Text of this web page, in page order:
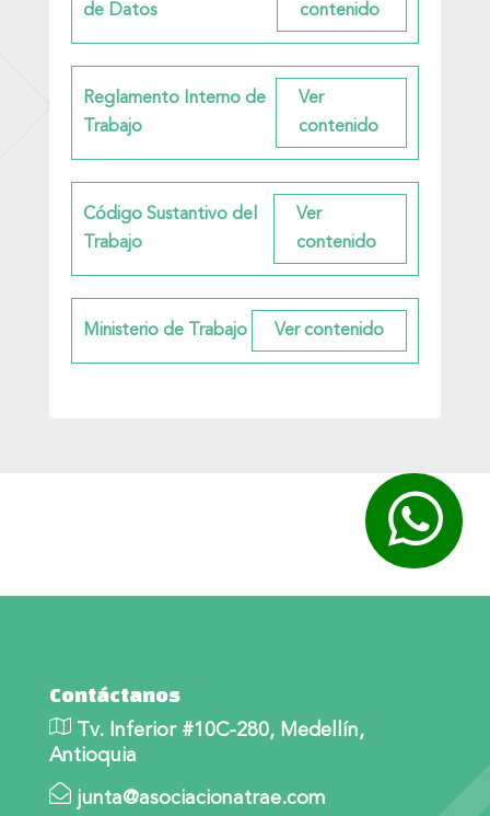
de Datos
Reglamento Interno de
Trabajo
Código Sustantivo del
Trabajo
Ministerio de Trabajo
Contáctanos
Tv. Inferior #10C-280, Medellín,
Antioquia
junta@asociacionatrae.com